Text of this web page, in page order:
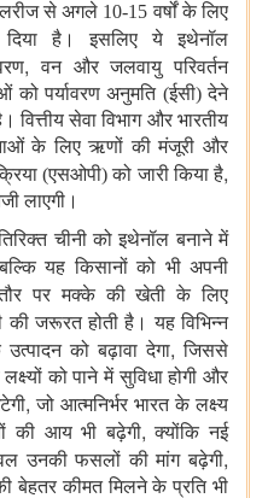
से अगले 10-15 वर्षों के लिए
है। इसलिए
ये इथेनॉल
,वन और जलवायु परिवर्तन
को पर्यावरण अनुमति (ईसी) देने
वित्तीय सेवा विभाग और भारतीय
के लिए ऋणों की मंजूरी और
(एसओपी) को जारी किया है,
लाएगी।
चीनी को इथेनॉल बनाने में
बल्कि यह किसानों को भी अपनी
पर मक्के की खेती के लिए
की जरूरत होती है। यह विभिन्न
को बढ़ावा देगा,जिससे
को पाने में सुविधा होगी और
,जो आत्मनिर्भर भारत के लक्ष्य
की आय भी बढ़ेगी,क्योंकि नई
उनकी फसलों की मांग बढ़ेगी,
बेहतर कीमत मिलने के प्रति भी